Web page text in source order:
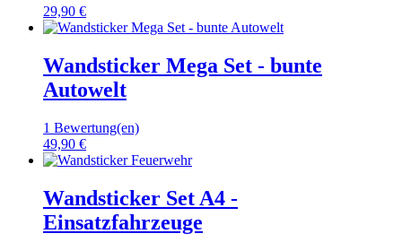
29,90 €
Wandsticker Mega Set - bunte
Autowelt
1 Bewertung(en)
49,90 €
Wandsticker Set A4 -
Einsatzfahrzeuge